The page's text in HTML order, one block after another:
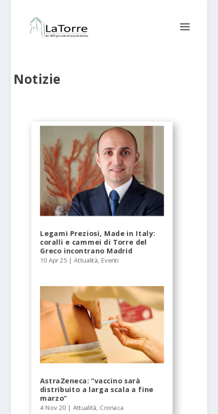
Notizie
Legami Preziosi, Made in Italy:
coralli e cammei di Torre del
Greco incontrano Madrid
10 Apr 25 |Attualità, Eventi
AstraZeneca: “vaccino sarà
distribuito a larga scala a fine
marzo”
4 Nov 20 |Attualità, Cronaca